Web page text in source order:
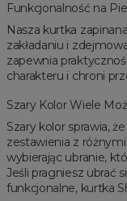
Funkcjonalność na
Nasza kurtka
zakładaniu i
zapewnia
charakteru i chroni
Szary Kolor Wiele
Szary kolor sprawia,
zestawienia z
wybierając ubranie,
Jeśli pragniesz ubrać
funkcjonalne, kurtka